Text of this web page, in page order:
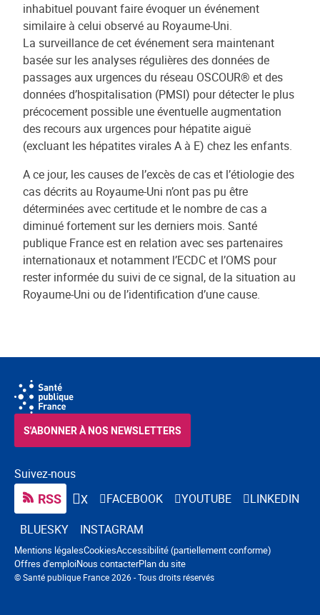
inhabituel pouvant faire évoquer un événement
similaire à celui observé au Royaume-Uni.
La surveillance de cet événement sera maintenant
basée sur les analyses régulières des données de
passages aux urgences du réseau OSCOUR® et des
données d’hospitalisation (PMSI) pour détecter le plus
précocement possible une éventuelle augmentation
des recours aux urgences pour hépatite aiguë
(excluant les hépatites virales A à E) chez les enfants.
A ce jour, les causes de l’excès de cas et l’étiologie des
cas décrits au Royaume-Uni n’ont pas pu être
déterminées avec certitude et le nombre de cas a
diminué fortement sur les derniers mois. Santé
publique France est en relation avec ses partenaires
internationaux et notamment l’ECDC et l’OMS pour
rester informée du suivi de ce signal, de la situation au
Royaume-Uni ou de l’identification d’une cause.
Suivez-nous
RSS X FACEBOOK YOUTUBE
LINKEDIN
BLUESKY
INSTAGRAM
S'ABONNER À NOS NEWSLETTERS
© Santé publique France 2026 - Tous droits réservés
Navigation pied de page
Mentions légalesCookiesAccessibilité (partiellement conforme)
Offres d'emploiNous contacterPlan du site